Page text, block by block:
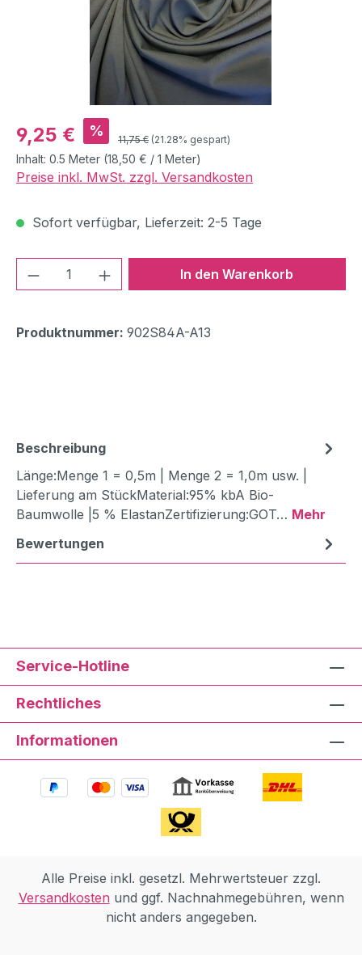
Verkaufspreis:
9,25 € % Regulärer Preis:
11,75 € (21.28% gespart)
Inhalt: 0.5 Meter (18,50 € / 1 Meter)
Preise inkl. MwSt. zzgl. Versandkosten
Sofort verfügbar, Lieferzeit: 2-5 Tage
Produkt Anzahl: Gib denIn den Warenkorb
Produktnummer: 902S84A-A13
Beschreibung
Länge:Menge 1 = 0,5m | Menge 2 = 1,0m usw. |
Lieferung am StückMaterial:95% kbA Bio-
Baumwolle |5 % ElastanZertifizierung:GOT… Mehr
Bewertungen
Service-Hotline
Rechtliches
Informationen
Alle Preise inkl. gesetzl. Mehrwertsteuer zzgl.
Versandkosten und ggf. Nachnahmegebühren, wenn
nicht anders angegeben.